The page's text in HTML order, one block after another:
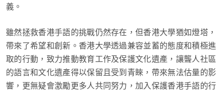
義。
雖然拯救香港手語的挑戰仍然存在，但香港大學猶如燈塔，
帶來了希望和創新。香港大學透過兼容並蓄的態度和積極進
取的行動，致力推動教育工作及保護文化遺產，讓聾人社區
的語言和文化遺產得以保留且受到青睞，帶來無法估量的影
響，更無疑會激勵更多人共同努力，加入保護香港手語的行